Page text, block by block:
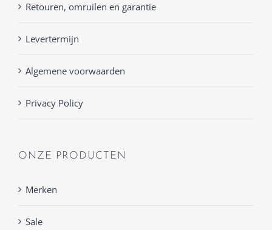
Retouren, omruilen en garantie
Levertermijn
Algemene voorwaarden
Privacy Policy
ONZE PRODUCTEN
Merken
Sale